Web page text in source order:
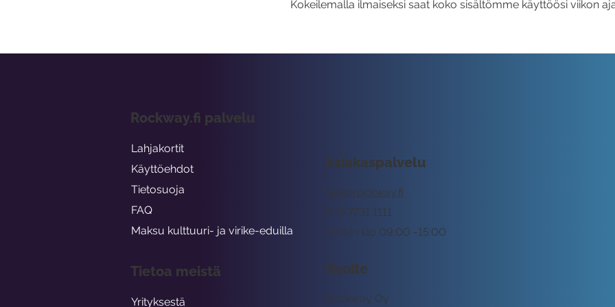
Kokeilemalla ilmaiseksi saat koko sisältömme käyttöösi viikon
Asiakaspalvelu
tuki@rockway.fi
Arkisin klo 09:00 -15:00
045 7731 1111
Osoite
Rockway Oy
Rockway.fi palvelu
Lahjakortit
Käyttöehdot
Tietosuoja
FAQ
Maksu kulttuuri- ja virike-eduilla
Tietoa meistä
Yrityksestä